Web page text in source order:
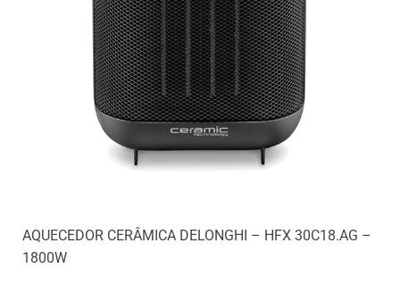
AQUECEDOR CERÂMICA DELONGHI – HFX 30C18.AG –
1800W